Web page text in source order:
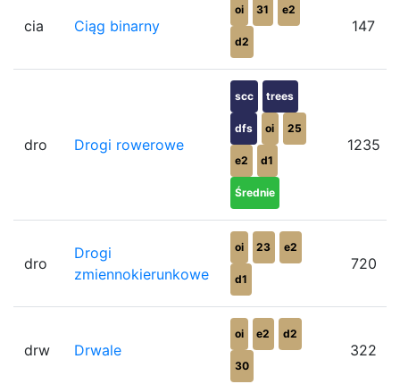
cia Ciąg binarny
oi 31 e2
d2
147
dro Drogi rowerowe
scc trees
dfs oi 25
e2 d1
Średnie
1235
dro
Drogi
zmiennokierunkowe
oi 23 e2
d1
720
drw Drwale
oi e2 d2
30
322